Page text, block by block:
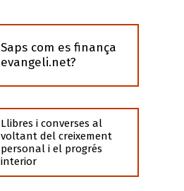
Saps com es finança
evangeli.net?
Llibres i converses al
voltant del creixement
personal i el progrés
interior